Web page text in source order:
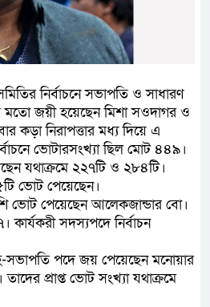
প্রধানমন্ত্রীর
দু্ই সপ্তাহ পেরিয়ে গেলেও
নির্বাচনে সভাপতি ও সাধারণ
মতো জয়ী হয়েছেন মিশা সওদাগর ও
কড়া নিরাপত্তার মধ্য দিয়ে এ
ভোটারসংখ্যা ছিল মোট ৪৪৯।
যথাক্রমে ২২৭টি ও ২৮৪টি।
ভোট পেয়েছেন।
ভোট পেয়েছেন আলেকজান্ডার বো।
কার্যকরী সদস্যপদে নির্বাচন
সভাপতি পদে জয় পেয়েছেন মনোয়ার
প্রাপ্ত ভোট সংখ্যা যথাক্রমে